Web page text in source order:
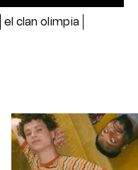
el clan olimpia